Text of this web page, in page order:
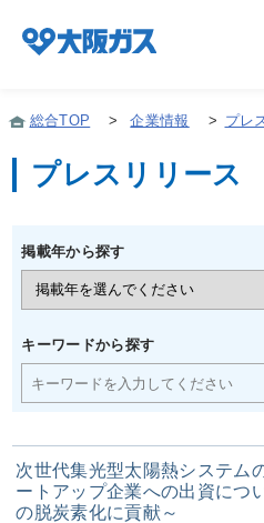
企業情報TOP
企業/グループについて
社会貢献
サステナビリティ
総合TOP > 企業情報 > プレ
プレスリリース
掲載年から探す
キーワードから探す
次世代集光型太陽熱システム
ートアップ企業への出資につ
の脱炭素化に貢献～